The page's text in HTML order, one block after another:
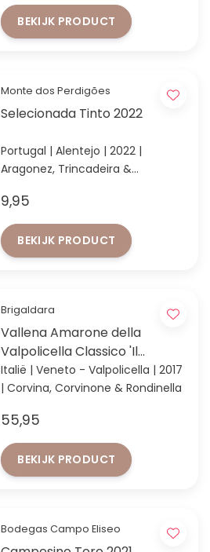
BEKIJK PRODUCT
Monte dos Perdigões
Selecionada Tinto 2022
Portugal | Alentejo | 2022 |
Aragonez, Trincadeira &
Eén van onze hardlopers!
9,95
BEKIJK PRODUCT
Brigaldara
Vallena Amarone della
Valpolicella Classico 'Il
Costolo' 2017
Italië | Veneto - Valpolicella | 2017
| Corvina, Corvinone & Rondinella
55,95
BEKIJK PRODUCT
Bodegas Campo Eliseo